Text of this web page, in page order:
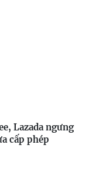
Lazada ngưng
cấp phép